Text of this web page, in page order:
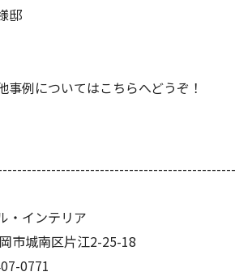
邸
事例についてはこちらへどうぞ！
・インテリア
市城南区片江2-25-18
0771